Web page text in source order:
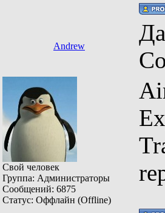
Andrew
Свой человек
Группа: Администраторы
Сообщений: 6875
Статус: Оффлайн (Offline)